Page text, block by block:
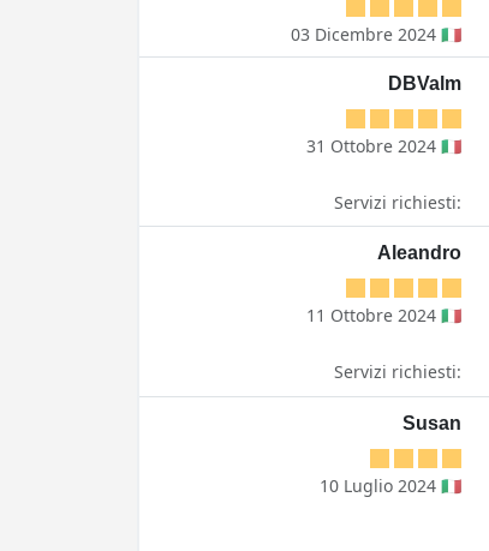
03 Dicembre 2024 🇮🇹
DBValm
31 Ottobre 2024 🇮🇹
Servizi richiesti:
Aleandro
11 Ottobre 2024 🇮🇹
Servizi richiesti:
Susan
10 Luglio 2024 🇮🇹